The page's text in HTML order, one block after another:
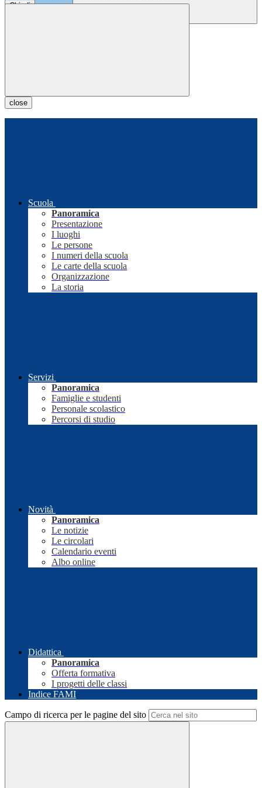
Chiudi
close
Scuola
Panoramica
Presentazione
I luoghi
Le persone
I numeri della scuola
Le carte della scuola
Organizzazione
La storia
Servizi
Panoramica
Famiglie e studenti
Personale scolastico
Percorsi di studio
Novità
Panoramica
Le notizie
Le circolari
Calendario eventi
Albo online
Didattica
Panoramica
Offerta formativa
I progetti delle classi
Indice FAMI
Campo di ricerca per le pagine del sito